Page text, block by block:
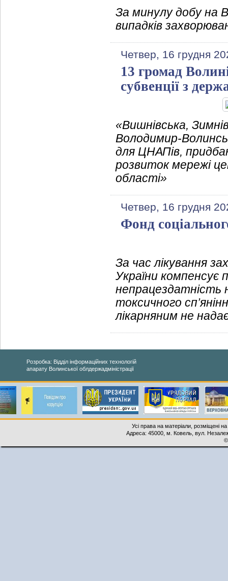
За минулу добу на
випадків
Четвер, 16 грудня
13 громад
субвенції з
«Вишнівська,
Володимир-
для ЦНАПів,
розвиток мережі
області»
Четвер, 16 грудня
Фонд
За час лікування
України компенсує
непрацездатність
токсичного
лікарняним не
Розробка: Відділ інформаційних технологій
апарату Волинської облдержадміністрації
Усі права на матеріали, розміщені
Адреса: 45000, м. Ковель, вул.